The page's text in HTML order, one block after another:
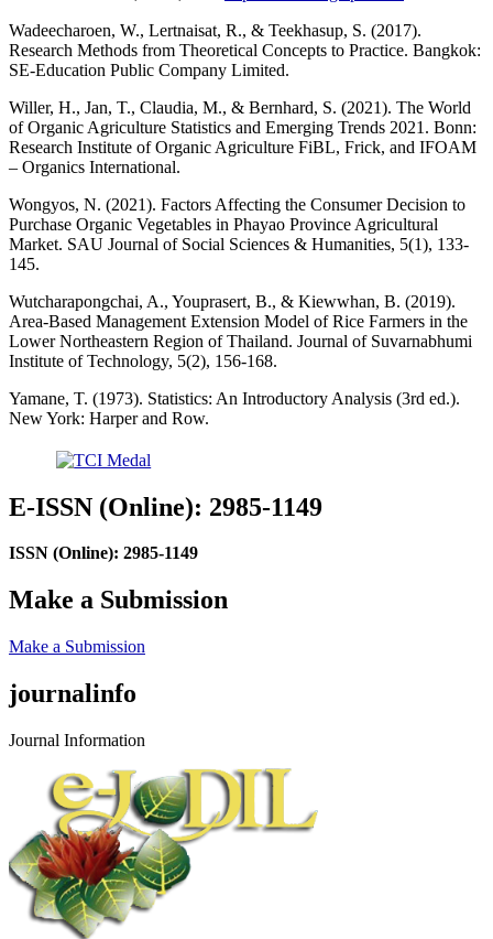
Wadeecharoen, W., Lertnaisat, R., & Teekhasup, S. (2017).
Research Methods from Theoretical Concepts to Practice. Bangkok:
SE-Education Public Company Limited.
Willer, H., Jan, T., Claudia, M., & Bernhard, S. (2021). The World
of Organic Agriculture Statistics and Emerging Trends 2021. Bonn:
Research Institute of Organic Agriculture FiBL, Frick, and IFOAM
– Organics International.
Wongyos, N. (2021). Factors Affecting the Consumer Decision to
Purchase Organic Vegetables in Phayao Province Agricultural
Market. SAU Journal of Social Sciences & Humanities, 5(1), 133-
145.
Wutcharapongchai, A., Youprasert, B., & Kiewwhan, B. (2019).
Area-Based Management Extension Model of Rice Farmers in the
Lower Northeastern Region of Thailand. Journal of Suvarnabhumi
Institute of Technology, 5(2), 156-168.
Yamane, T. (1973). Statistics: An Introductory Analysis (3rd ed.).
New York: Harper and Row.
E-ISSN (Online): 2985-1149
ISSN (Online): 2985-1149
Make a Submission
Make a Submission
journalinfo
Journal Information